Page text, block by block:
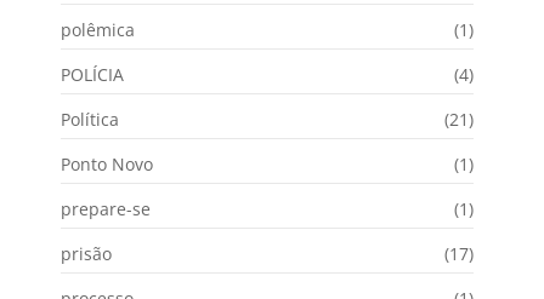
polêmica
(1)
POLÍCIA
(4)
Política
(21)
Ponto Novo
(1)
prepare-se
(1)
prisão
(17)